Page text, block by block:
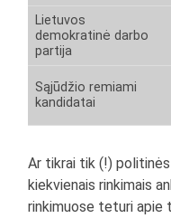
Lietuvos
demokratinė darbo
partija
Sąjūdžio remiami
kandidatai
Ar tikrai tik (!)
kiekvienais rinkimais
rinkimuose teturi apie